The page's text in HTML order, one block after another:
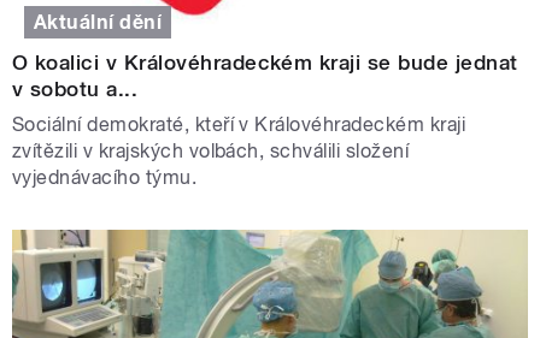
Aktuální dění
O koalici v Královéhradeckém kraji se bude jednat
v sobotu a...
Sociální demokraté, kteří v Královéhradeckém kraji
zvítězili v krajských volbách, schválili složení
vyjednávacího týmu.